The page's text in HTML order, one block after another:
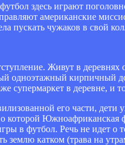
здесь играют
американские
пускать чужаков в свой
Живут в
одноэтажный кирпичный
супермаркет в деревне, и
его части, дети
которой
в футбол. Речь не идет
землю катком (трава на